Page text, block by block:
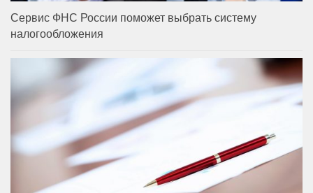
Сервис ФНС России поможет выбрать систему
налогообложения